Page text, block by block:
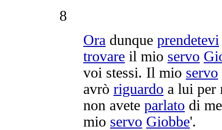
8
Ora dunque prendetevi
trovare il mio servo
voi stessi. Il mio servo
avrò riguardo a lui per
non avete parlato di
mio servo Giobbe'.